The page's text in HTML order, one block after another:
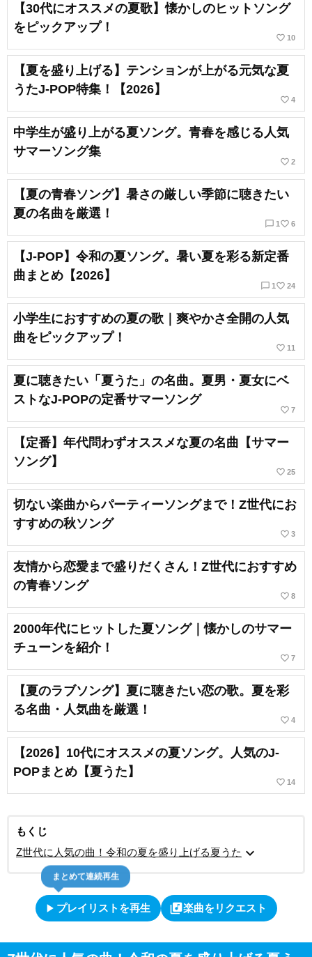
【30代にオススメの夏歌】懐かしのヒットソング
をピックアップ！
favorite_border 10
【夏を盛り上げる】テンションが上がる元気な夏
うたJ-POP特集！【2026】
favorite_border 4
中学生が盛り上がる夏ソング。青春を感じる人気
サマーソング集
favorite_border 2
【夏の青春ソング】暑さの厳しい季節に聴きたい
夏の名曲を厳選！
chat_bubble_outline 1 favorite_border 6
【J-POP】令和の夏ソング。暑い夏を彩る新定番
曲まとめ【2026】
chat_bubble_outline 1 favorite_border 24
小学生におすすめの夏の歌｜爽やかさ全開の人気
曲をピックアップ！
favorite_border 11
夏に聴きたい「夏うた」の名曲。夏男・夏女にベ
ストなJ-POPの定番サマーソング
favorite_border 7
【定番】年代問わずオススメな夏の名曲【サマー
ソング】
favorite_border 25
切ない楽曲からパーティーソングまで！Z世代にお
すすめの秋ソング
favorite_border 3
友情から恋愛まで盛りだくさん！Z世代におすすめ
の青春ソング
favorite_border 8
2000年代にヒットした夏ソング｜懐かしのサマー
チューンを紹介！
favorite_border 7
【夏のラブソング】夏に聴きたい恋の歌。夏を彩
る名曲・人気曲を厳選！
favorite_border 4
【2026】10代にオススメの夏ソング。人気のJ-
POPまとめ【夏うた】
favorite_border 14
もくじ
Z世代に人気の曲！令和の夏を盛り上げる夏うた expand_more
play_arrow プレイリストを再生
まとめて連続再生
library_music楽曲をリクエスト